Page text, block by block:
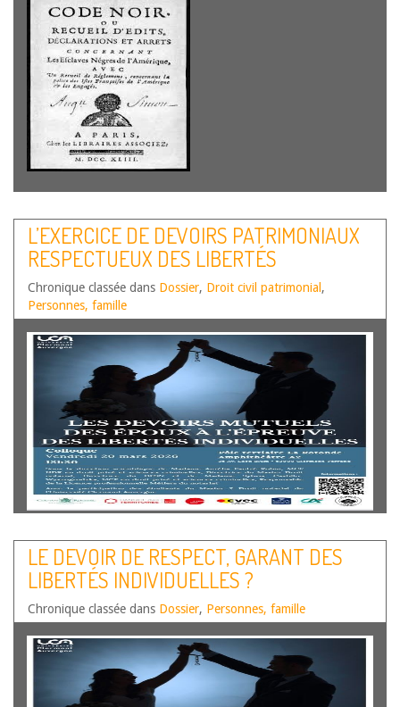
L’EXERCICE DE DEVOIRS PATRIMONIAUX
RESPECTUEUX DES LIBERTÉS
INDIVIDUELLES ?
Chronique classée dans Dossier, Droit civil patrimonial ,
Personnes, famille
LE DEVOIR DE RESPECT, GARANT DES
LIBERTÉS INDIVIDUELLES ?
Chronique classée dans Dossier, Personnes, famille